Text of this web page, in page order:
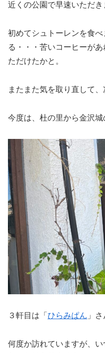
近くの公園で早速いただき
初めてシュトーレンを食
る・・・苦いコーヒーが
ただけたかと。
またまた気を取り直して、
今度は、杜の里から金沢城
３軒目は「 ひらみぱん 」
何度か訪れていますが、